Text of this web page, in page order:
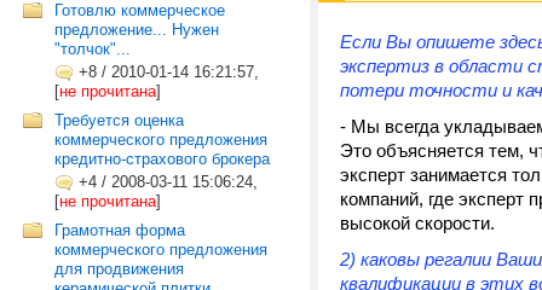
Готовлю коммерческое
предложение... Нужен
"толчок"...
+8 / 2010-01-14 16:21:57,
[не прочитана]
Требуется оценка
коммерческого предложения
кредитно-страхового брокера
+4 / 2008-03-11 15:06:24,
[не прочитана]
Грамотная форма
коммерческого предложения
для продвижения
Если Вы опишете
экспертиз в области
потери точности и
- Мы всегда
Это объясняется тем,
эксперт занимается
компаний, где эксперт
высокой скорости.
2) каковы регалии
квалификации в этих